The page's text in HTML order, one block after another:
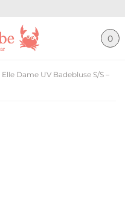
0
Elle Dame UV Badebluse S/S –